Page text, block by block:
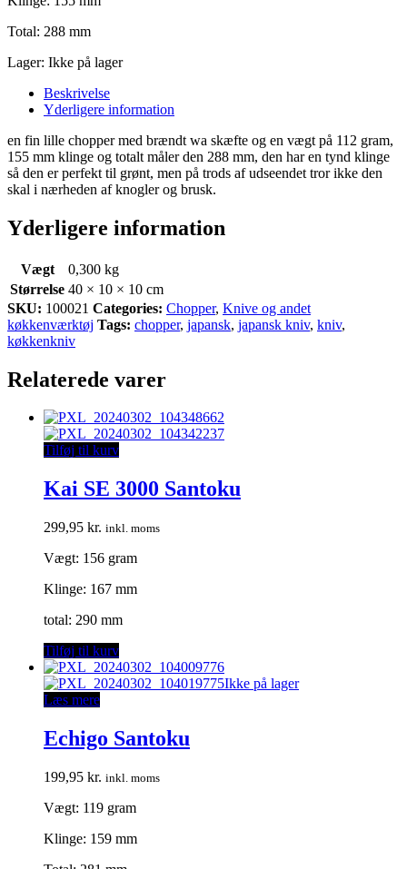
Total: 288 mm
Lager: Ikke på lager
Beskrivelse
Yderligere information
en fin lille chopper med brændt wa skæfte og en vægt på 112 gram,
155 mm klinge og totalt måler den 288 mm, den har en tynd klinge
så den er perfekt til grønt, men på trods af udseendet tror ikke den
skal i nærheden af knogler og brusk.
Yderligere information
Vægt
0,300 kg
Størrelse 40 × 10 × 10 cm
SKU: 100021 Categories: Chopper, Knive og andet
køkkenværktøj Tags: chopper, japansk, japansk kniv, kniv,
køkkenkniv
Relaterede varer
Tilføj til kurv
Kai SE 3000 Santoku
299,95 kr. inkl. moms
Vægt: 156 gram
Klinge: 167 mm
total: 290 mm
Tilføj til kurv
Ikke på lager
Læs mere
Echigo Santoku
199,95 kr. inkl. moms
Vægt: 119 gram
Klinge: 159 mm